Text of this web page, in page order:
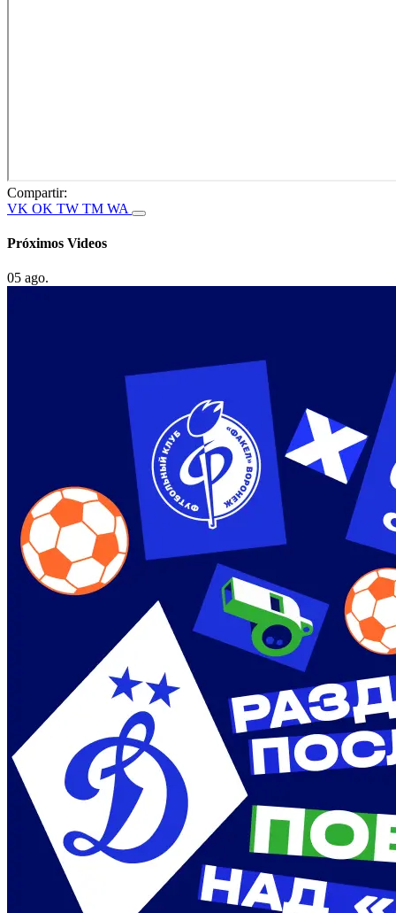
Compartir:
VK OK TW TM WA
Próximos Videos
05 ago.